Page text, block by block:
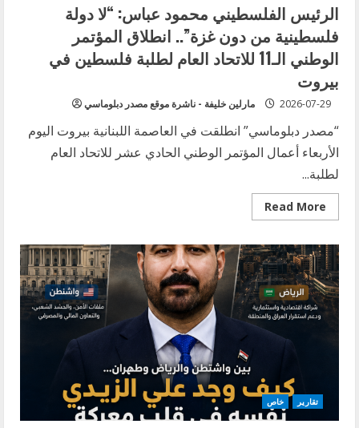
الرئيس الفلسطيني محمود عباس: “لا دولة
فلسطينية من دون غزة”.. انطلاق المؤتمر
الوطني الـ11 للاتحاد العام لطلبة فلسطين في
بيروت
مارلين خليفة - ناشرة موقع مصدر دبلوماسي 2026-07-29
“مصدر دبلوماسي” انطلقت في العاصمة اللبنانية بيروت اليوم
الأربعاء أعمال المؤتمر الوطني الحادي عشر للاتحاد العام
لطلبة...
Read More
Read
more
الفلسطيني
محمود
عباس:
“لا
دولة
فلسطينية
من
دون
غزة”..
انطلاق
المؤتمر
الوطني
الـ11
للاتحاد
العام
لطلبة
تقارير خاص